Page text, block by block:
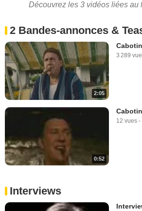
Découvrez les 3 vidéos liées au
2 Bandes-annonces &
2:05
3 289
0:52
12 vues -
Interviews